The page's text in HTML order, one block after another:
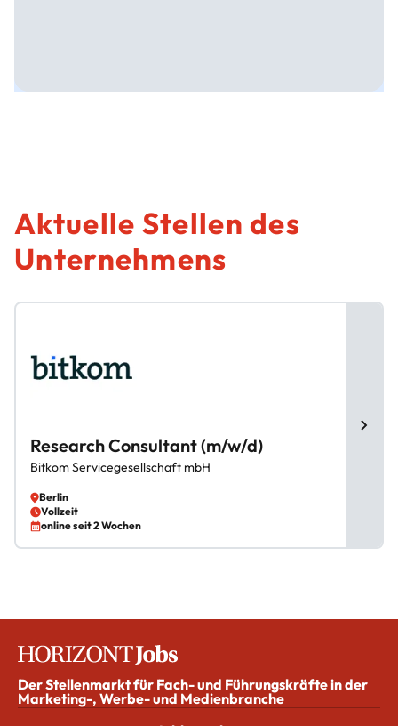
Aktuelle Stellen des
Unternehmens
Research Consultant (m/w/d)
Bitkom Servicegesellschaft mbH
Berlin
Vollzeit
online seit 2 Wochen
Der Stellenmarkt für Fach- und Führungskräfte in der
Marketing-, Werbe- und Medienbranche